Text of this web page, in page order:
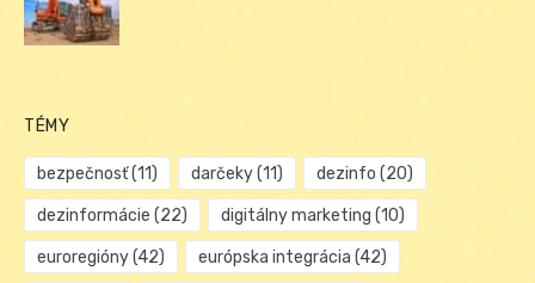
TÉMY
bezpečnosť(11) darčeky(11) dezinfo (20)
dezinformácie (22) digitálny marketing (10)
euroregióny(42) európska integrácia (42)